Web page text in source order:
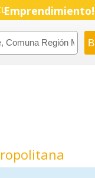
Emprendimiento!